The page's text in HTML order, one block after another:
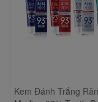
Kem Đánh Trắng